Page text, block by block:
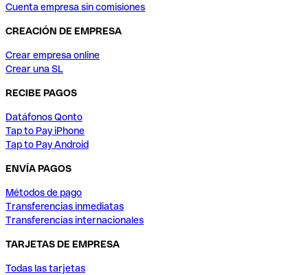
Cuenta empresa sin comisiones
CREACIÓN DE EMPRESA
Crear empresa online
Crear una SL
RECIBE PAGOS
Datáfonos Qonto
Tap to Pay iPhone
Tap to Pay Android
ENVÍA PAGOS
Métodos de pago
Transferencias inmediatas
Transferencias internacionales
TARJETAS DE EMPRESA
Todas las tarjetas